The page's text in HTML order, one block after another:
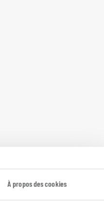
À propos des cookies